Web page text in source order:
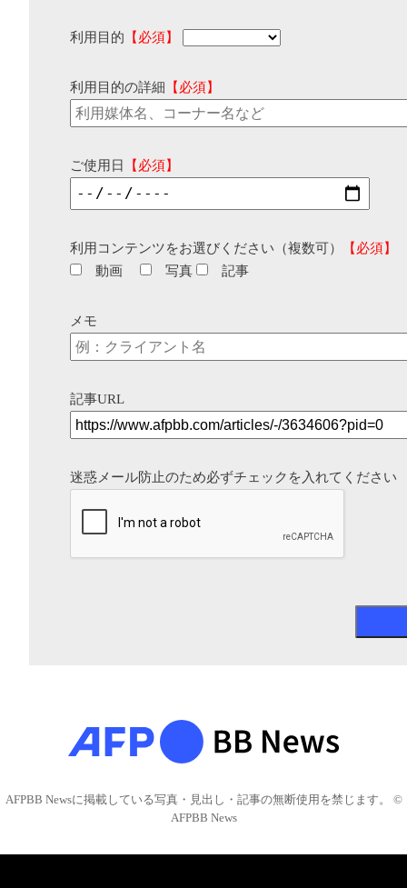
利用目的 【必須】
利用目的の詳細 【必須】
ご使用日 【必須】
利用コンテンツをお選びください（複数可）
【必須】
動画
写真 記事
メモ
記事URL
迷惑メール防止のため必ずチェックを入れてください
AFPBB Newsに掲載している写真・見出し・記事の無断使用を禁じます。 ©
AFPBB News